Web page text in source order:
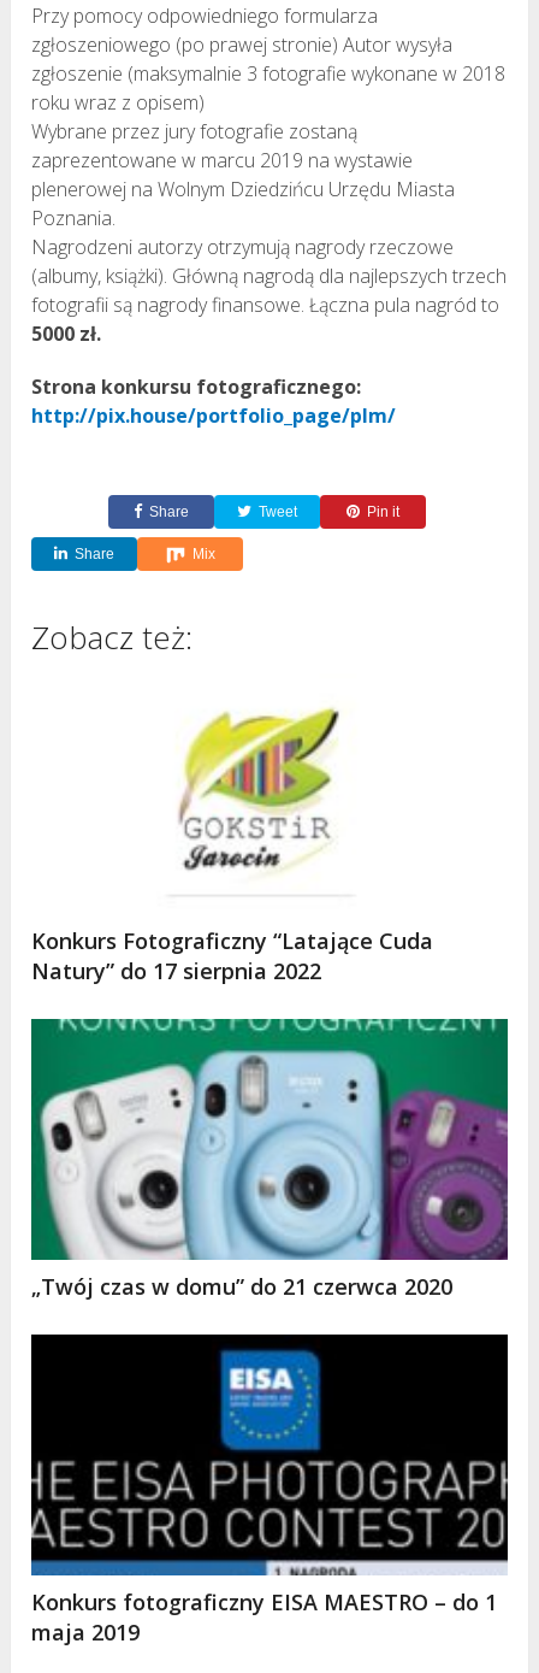
Przy pomocy odpowiedniego formularza
zgłoszeniowego (po prawej stronie) Autor wysyła
zgłoszenie (maksymalnie 3 fotografie wykonane w 2018
roku wraz z opisem)
Wybrane przez jury fotografie zostaną
zaprezentowane w marcu 2019 na wystawie
plenerowej na Wolnym Dziedzińcu Urzędu Miasta
Poznania.
Nagrodzeni autorzy otrzymują nagrody rzeczowe
(albumy, książki). Główną nagrodą dla najlepszych trzech
fotografii są nagrody finansowe. Łączna pula nagród to
5000 zł.
Strona konkursu fotograficznego:
http://pix.house/portfolio_page/plm/
Share Tweet Pin it
Share Mix
Zobacz też:
Konkurs Fotograficzny “Latające Cuda
Natury” do 17 sierpnia 2022
„Twój czas w domu” do 21 czerwca 2020
Konkurs fotograficzny EISA MAESTRO – do 1
maja 2019